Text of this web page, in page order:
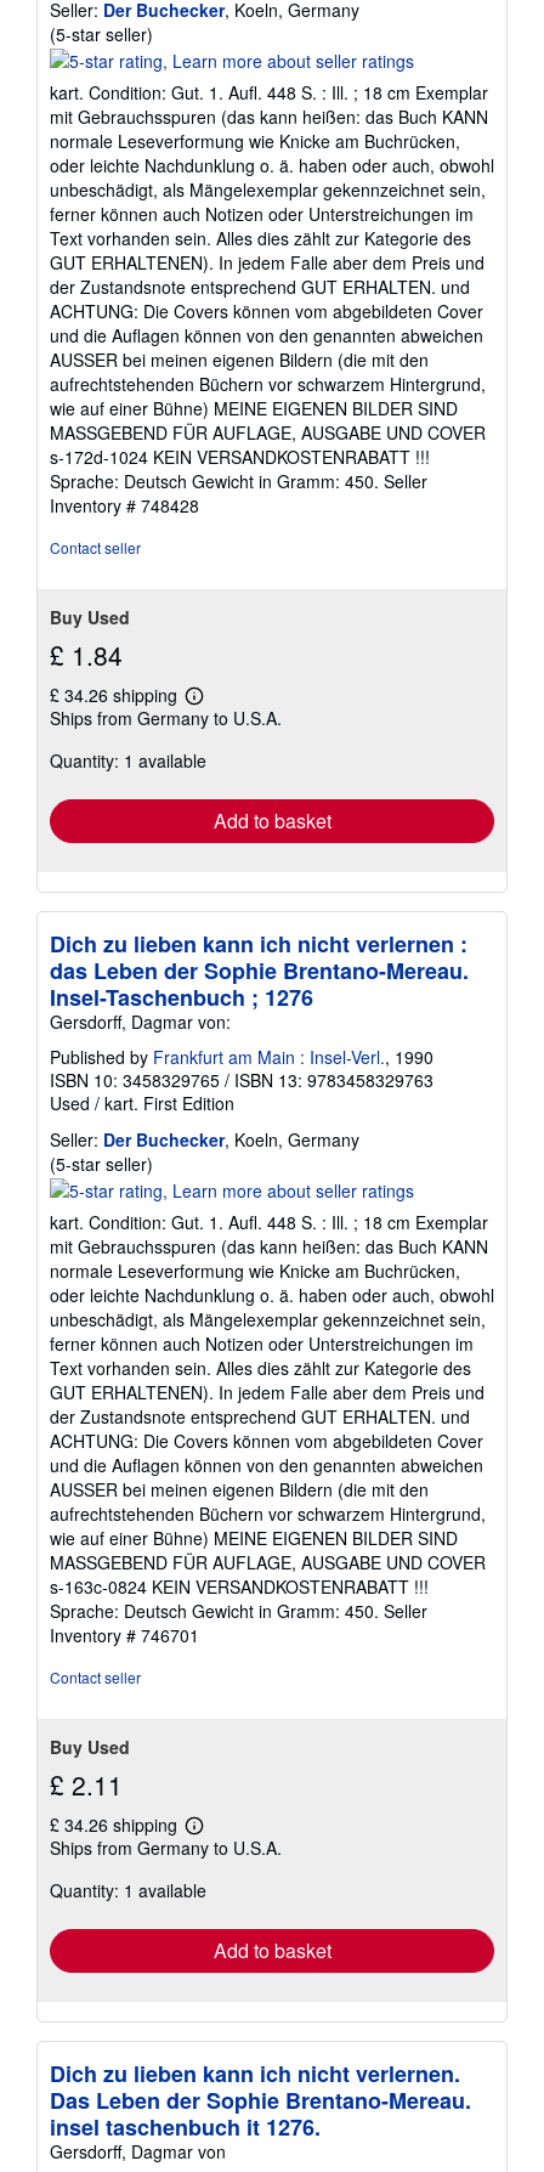
Seller: Der Buchecker, Koeln, Germany
(5-star seller)
rating
out
of
5
stars
kart. Condition: Gut. 1. Aufl. 448 S. : Ill. ; 18 cm Exemplar
mit Gebrauchsspuren (das kann heißen: das Buch KANN
normale Leseverformung wie Knicke am Buchrücken,
oder leichte Nachdunklung o. ä. haben oder auch, obwohl
unbeschädigt, als Mängelexemplar gekennzeichnet sein,
ferner können auch Notizen oder Unterstreichungen im
Text vorhanden sein. Alles dies zählt zur Kategorie des
GUT ERHALTENEN). In jedem Falle aber dem Preis und
der Zustandsnote entsprechend GUT ERHALTEN. und
ACHTUNG: Die Covers können vom abgebildeten Cover
und die Auflagen können von den genannten abweichen
AUSSER bei meinen eigenen Bildern (die mit den
aufrechtstehenden Büchern vor schwarzem Hintergrund,
wie auf einer Bühne) MEINE EIGENEN BILDER SIND
MASSGEBEND FÜR AUFLAGE, AUSGABE UND COVER
s-172d-1024 KEIN VERSANDKOSTENRABATT !!!
Sprache: Deutsch Gewicht in Gramm: 450. Seller
Inventory # 748428
Contact seller
Buy Used
£ 1.84
£ 34.26 shipping
Learn
more
shipping
Ships from Germany to U.S.A.
Quantity: 1 available
Add to basket
Dich zu lieben kann ich nicht verlernen :
das Leben der Sophie Brentano-Mereau.
Insel-Taschenbuch ; 1276
Gersdorff, Dagmar von:
Published by Frankfurt am Main : Insel-Verl., 1990
ISBN 10: 3458329765 / ISBN 13: 9783458329763
Used / kart. First Edition
Seller: Der Buchecker, Koeln, Germany
(5-star seller)
rating
out
of
5
stars
kart. Condition: Gut. 1. Aufl. 448 S. : Ill. ; 18 cm Exemplar
mit Gebrauchsspuren (das kann heißen: das Buch KANN
normale Leseverformung wie Knicke am Buchrücken,
oder leichte Nachdunklung o. ä. haben oder auch, obwohl
unbeschädigt, als Mängelexemplar gekennzeichnet sein,
ferner können auch Notizen oder Unterstreichungen im
Text vorhanden sein. Alles dies zählt zur Kategorie des
GUT ERHALTENEN). In jedem Falle aber dem Preis und
der Zustandsnote entsprechend GUT ERHALTEN. und
ACHTUNG: Die Covers können vom abgebildeten Cover
und die Auflagen können von den genannten abweichen
AUSSER bei meinen eigenen Bildern (die mit den
aufrechtstehenden Büchern vor schwarzem Hintergrund,
wie auf einer Bühne) MEINE EIGENEN BILDER SIND
MASSGEBEND FÜR AUFLAGE, AUSGABE UND COVER
s-163c-0824 KEIN VERSANDKOSTENRABATT !!!
Sprache: Deutsch Gewicht in Gramm: 450. Seller
Inventory # 746701
Contact seller
Buy Used
£ 2.11
£ 34.26 shipping
Learn
more
shipping
Ships from Germany to U.S.A.
Quantity: 1 available
Add to basket
Dich zu lieben kann ich nicht verlernen.
Das Leben der Sophie Brentano-Mereau.
insel taschenbuch it 1276.
Gersdorff, Dagmar von